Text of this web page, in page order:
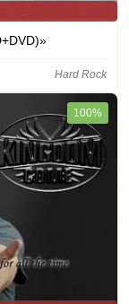
Hard Rock
100%